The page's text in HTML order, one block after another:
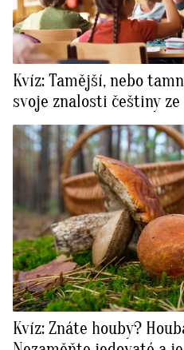
Kvíz: Tamější, nebo
svoje znalosti češtiny
Kvíz: Znáte houby?